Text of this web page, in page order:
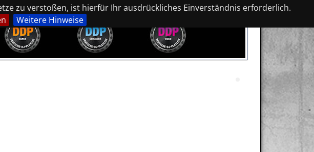
zu verstoßen, ist hierfür Ihr ausdrückliches Einverständnis erforderlich.
Weitere Hinweise